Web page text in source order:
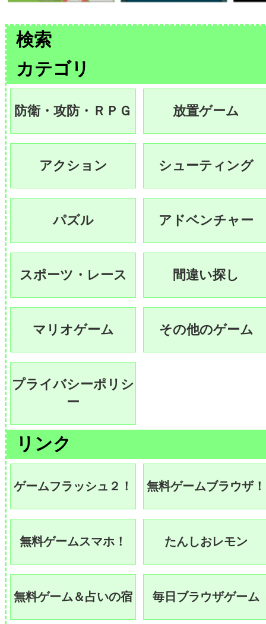
検索
カテゴリ
防衛・攻防・ＲＰＧ 放置ゲーム
アクション シューティング
パズル アドベンチャー
スポーツ・レース 間違い探し
マリオゲーム その他のゲーム
プライバシーポリシ
ー
リンク
ゲームフラッシュ２！ 無料ゲームブラウザ！
無料ゲームスマホ！ たんしおレモン
無料ゲーム＆占いの宿 毎日ブラウザゲーム